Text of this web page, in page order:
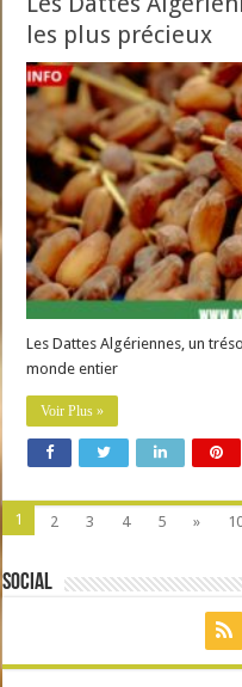
les plus précieux
Les Dattes Algériennes, un
monde entier
Voir Plus »
1 2 3 4 5 »
Social